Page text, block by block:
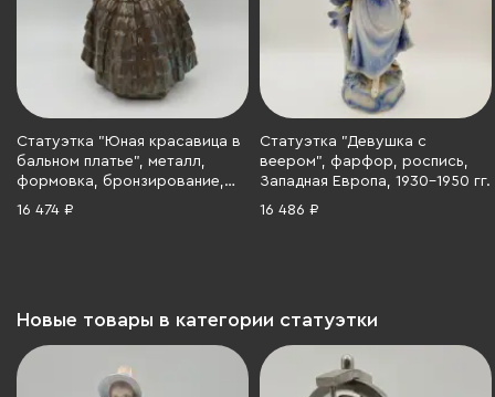
Статуэтка "Юная красавица в
бальном платье", металл,
формовка, бронзирование,
Западная Европа, 1960-1980 гг.
16 474 ₽
Статуэтка "Девушка с
веером", фарфор, роспись,
Западная Европа, 1930-1950 гг.
16 486 ₽
Новые товары в категории статуэтки